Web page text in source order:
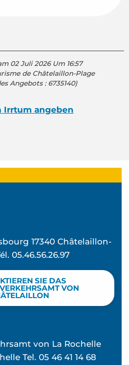
02 Juli 2026 Um 16:57
de Châtelaillon-Plage
Angebots : 6735140)
Irrtum angeben
17340 Châtelaillon-
05.46.56.26.97
SIE DAS
VON
von La Rochelle
Tel. 05 46 41 14 68